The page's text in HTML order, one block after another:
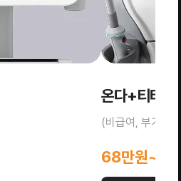
온다+티타
(비급여, 부가세
68만원~